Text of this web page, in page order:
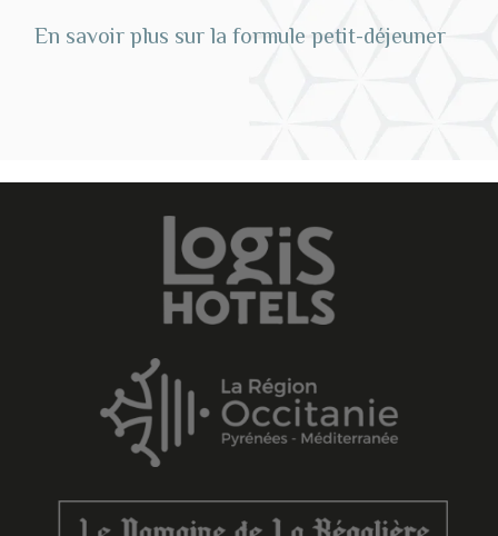
En savoir plus sur la formule petit-déjeuner